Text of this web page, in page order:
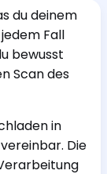
du deinem
Fall
bewusst
Scan des
in
Die